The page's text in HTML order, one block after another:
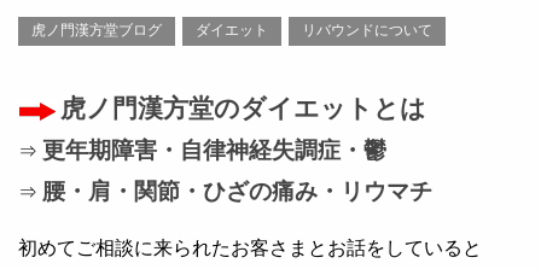
虎ノ門漢方堂ブログ ダイエット リバウンドについて
虎ノ門漢方堂のダイエットとは
⇒ 更年期障害・自律神経失調症・鬱
⇒ 腰・肩・関節・ひざの痛み・リウマチ
初めてご相談に来られたお客さまとお話をしていると